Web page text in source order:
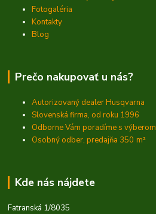
Fotogaléria
Kontakty
Blog
Prečo nakupovať u nás?
Autorizovaný dealer Husqvarna
Slovenská firma, od roku 1996
Odborne Vám poradíme s výberom
Osobný odber, predajňa 350 m²
Kde nás nájdete
Fatranská 1/8035